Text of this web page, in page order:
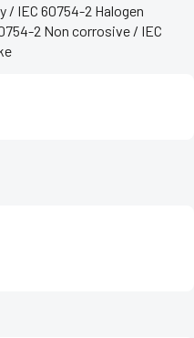
/ IEC 60754-2 Halogen
2 Non corrosive / IEC